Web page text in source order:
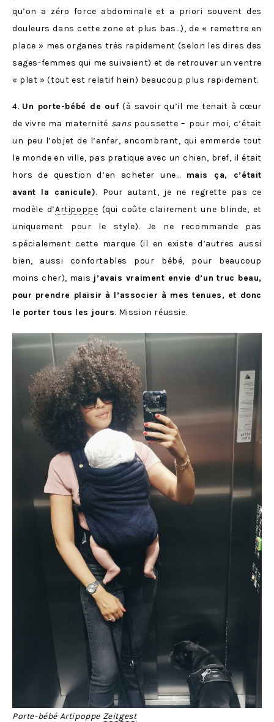
qu’on a zéro force abdominale et a priori souvent des
douleurs dans cette zone et plus bas…), de « remettre en
place » mes organes très rapidement (selon les dires des
sages-femmes qui me suivaient) et de retrouver un ventre
« plat » (tout est relatif hein) beaucoup plus rapidement.
4. Un porte-bébé de ouf(à savoir qu’il me tenait à cœur
de vivre ma maternité sans poussette – pour moi, c’était
un peu l’objet de l’enfer, encombrant, qui emmerde tout
le monde en ville, pas pratique avec un chien, bref, il était
hors de question d’en acheter une… mais ça, c’était
avant la canicule).
Pour autant, je ne regrette pas ce
modèle d’Artipoppe (qui coûte clairement une blinde, et
uniquement pour le style). Je ne recommande pas
spécialement cette marque (il en existe d’autres aussi
bien, aussi confortables pour bébé, pour beaucoup
moins cher), mais j’avais vraiment envie d’un truc beau,
pour prendre plaisir à l’associer à mes tenues, et donc
le porter tous les jours. Mission réussie.
Porte-bébé Artipoppe Zeitgest